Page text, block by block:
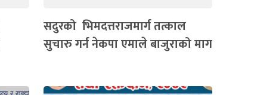
सदुरको भिमदत्तराजमार्ग तत्काल
सुचारु गर्न नेकपा एमाले बाजुराको माग